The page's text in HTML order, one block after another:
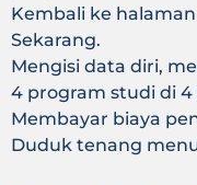
Kembali ke
Sekarang.
Mengisi data diri,
4 program studi di
Membayar biaya
Duduk tenang